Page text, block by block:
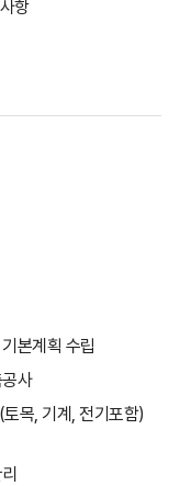
항
본계획 수립
사
목, 기계, 전기포함)